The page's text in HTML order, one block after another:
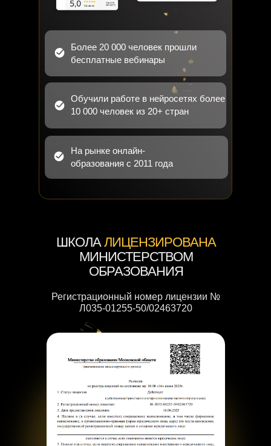
На рынке онлайн-
образования с 2011 года
Обучили работе в нейросетях более
10 000 человек из 20+ стран
Более 20 000 человек прошли
бесплатные вебинары
ШКОЛАЛИЦЕНЗИРОВАНА
МИНИСТЕРСТВОМ
ОБРАЗОВАНИЯ
Регистрационный номер лицензии №
Л035-01255-50/02463720